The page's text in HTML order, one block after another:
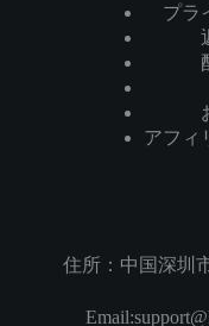
プラ
アフィ
住所：中国深圳
Email: